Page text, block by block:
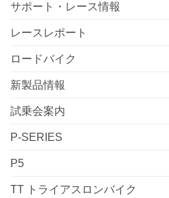
サポート・レース情報
レースレポート
ロードバイク
新製品情報
試乗会案内
P-SERIES
P5
TT トライアスロンバイク